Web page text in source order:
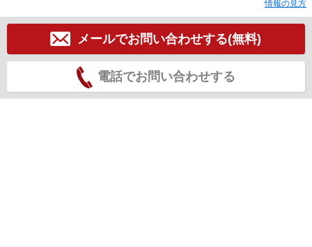
情報の見方
メールでお問い合わせする(無料)
電話でお問い合わせする